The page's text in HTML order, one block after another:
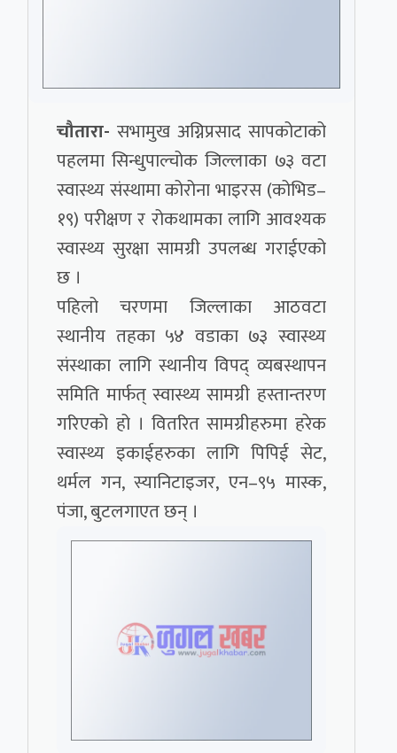
चौतारा- सभामुख अग्निप्रसाद सापकोटाको
पहलमा सिन्धुपाल्चोक जिल्लाका ७३ वटा
स्वास्थ्य संस्थामा कोरोना भाइरस (कोभिड–
१९) परीक्षण र रोकथामका लागि आवश्यक
स्वास्थ्य सुरक्षा सामग्री उपलब्ध गराईएको
छ ।
पहिलो चरणमा जिल्लाका आठवटा
स्थानीय तहका ५४ वडाका ७३ स्वास्थ्य
संस्थाका लागि स्थानीय विपद् व्यबस्थापन
समिति मार्फत् स्वास्थ्य सामग्री हस्तान्तरण
गरिएको हो । वितरित सामग्रीहरुमा हरेक
स्वास्थ्य इकाईहरुका लागि पिपिई सेट,
थर्मल गन, स्यानिटाइजर, एन–९५ मास्क,
पंजा, बुटलगाएत छन् ।